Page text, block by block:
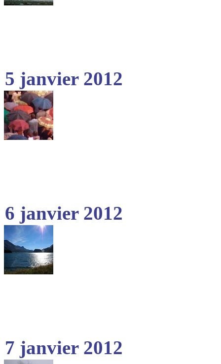
5 janvier 2012
6 janvier 2012
7 janvier 2012